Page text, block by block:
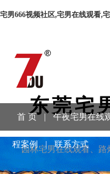
宅男666视频社区,宅男在线观看,
东莞宅
园林宅男在线观看、
首 页 午夜宅男在线
程案例 | 联系方式